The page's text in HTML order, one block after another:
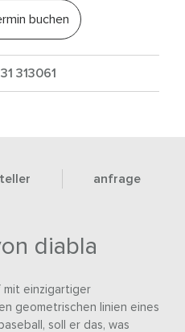
buchen
313061
anfrage
diabla
einzigartiger
geometrischen linien eines
soll er das, was